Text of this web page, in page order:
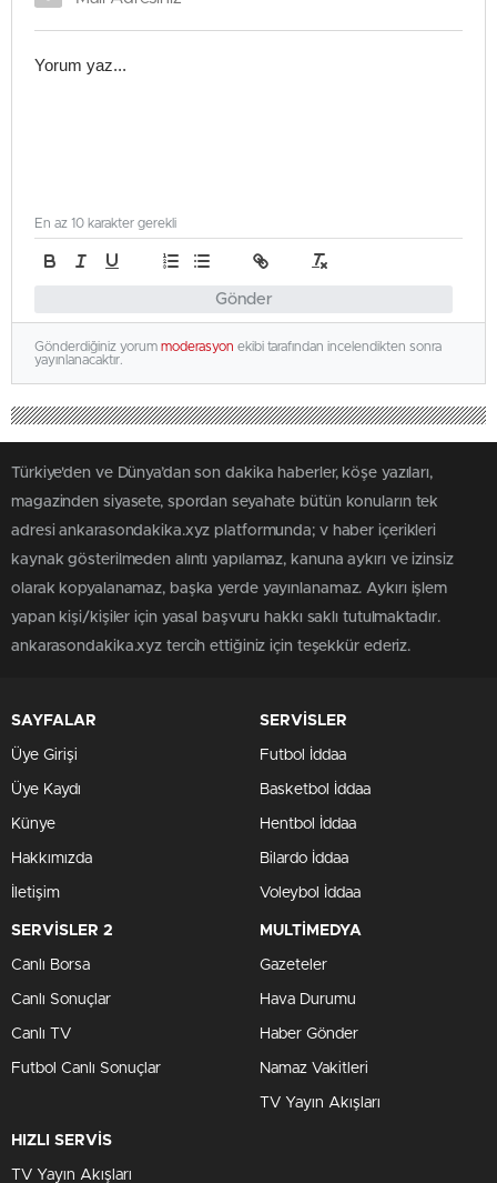
Gönder
En az 10 karakter gerekli
Gönderdiğiniz yorum moderasyon ekibi tarafından incelendikten sonra
yayınlanacaktır.
Türkiye'den ve Dünya’dan son dakika haberler, köşe yazıları,
magazinden siyasete, spordan seyahate bütün konuların tek
adresi ankarasondakika.xyz platformunda; v haber içerikleri
kaynak gösterilmeden alıntı yapılamaz, kanuna aykırı ve izinsiz
olarak kopyalanamaz, başka yerde yayınlanamaz. Aykırı işlem
yapan kişi/kişiler için yasal başvuru hakkı saklı tutulmaktadır.
ankarasondakika.xyz tercih ettiğiniz için teşekkür ederiz.
SAYFALAR
Üye Girişi
Üye Kaydı
Künye
Hakkımızda
İletişim
SERVİSLER
Futbol İddaa
Basketbol İddaa
Hentbol İddaa
Bilardo İddaa
Voleybol İddaa
SERVİSLER 2
Canlı Borsa
Canlı Sonuçlar
Canlı TV
Futbol Canlı Sonuçlar
MULTİMEDYA
Gazeteler
Hava Durumu
Haber Gönder
Namaz Vakitleri
TV Yayın Akışları
HIZLI SERVİS
TV Yayın Akışları